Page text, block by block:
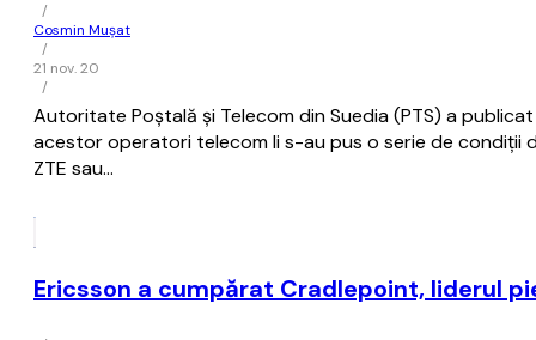
/
Cosmin Mușat
/
21 nov. 20
/
Autoritate Poştală şi Telecom din Suedia (PTS) a
acestor operatori telecom li s-au pus o serie de condiţii
ZTE sau…
Ericsson a cumpărat Cradlepoint, liderul